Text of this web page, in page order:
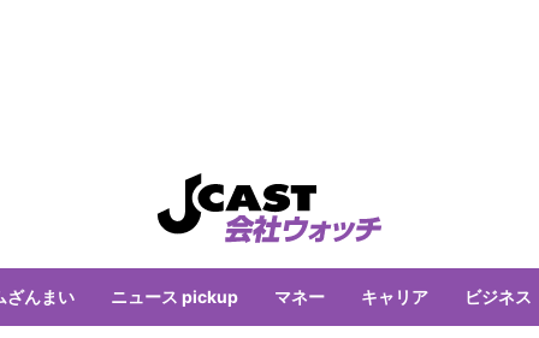
ざんまい ニュース pickup マネー キャリア ビジネス